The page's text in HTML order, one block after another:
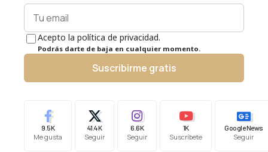
Acepto la política de privacidad.
Podrás darte de baja en cualquier momento.
Suscribirme gratis
9.5K
Me gusta
41.4K
Seguir
6.6K
Seguir
1K
Suscríbete
Google News
Seguir